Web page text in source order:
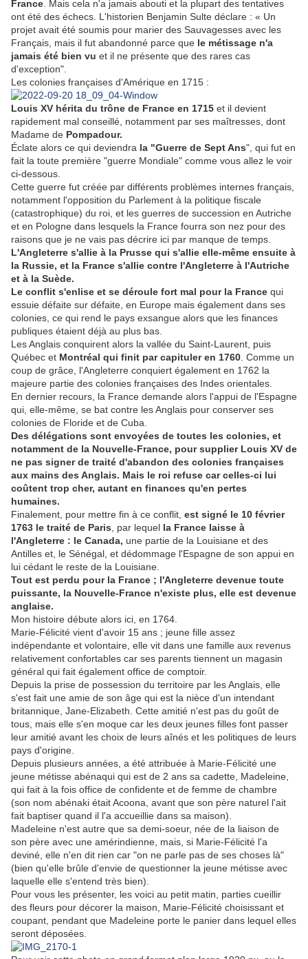
France . Mais cela n'a jamais abouti et la plupart des tentatives
ont été des échecs. L'historien Benjamin Sulte déclare : « Un
projet avait été soumis pour marier des Sauvagesses avec les
Français, mais il fut abandonné parce que le métissage n'a
jamais été bien vu et il ne présente que des rares cas
d'exception".
Les colonies françaises d'Amérique en 1715 :
Louis XV hérita du trône de France en 1715 et il devient
rapidement mal conseillé, notamment par ses maîtresses, dont
Madame de Pompadour.
Éclate alors ce qui deviendra la "Guerre de Sept Ans", qui fut en
fait la toute première "guerre Mondiale" comme vous allez le voir
ci-dessous.
Cette guerre fut créée par différents problèmes internes français,
notamment l'opposition du Parlement à la politique fiscale
(catastrophique) du roi, et les guerres de succession en Autriche
et en Pologne dans lesquels la France fourra son nez pour des
raisons que je ne vais pas décrire ici par manque de temps.
L'Angleterre s'allie à la Prusse qui s'allie elle-même ensuite à
la Russie, et la France s'allie contre l'Angleterre à l'Autriche
et à la Suède.
Le conflit s'enlise et se déroule fort mal pour la France qui
essuie défaite sur défaite, en Europe mais également dans ses
colonies, ce qui rend le pays exsangue alors que les finances
publiques étaient déjà au plus bas.
Les Anglais conquirent alors la vallée du Saint-Laurent, puis
Québec et Montréal qui finit par capituler en 1760 . Comme un
coup de grâce, l'Angleterre conquiert également en 1762 la
majeure partie des colonies françaises des Indes orientales.
En dernier recours, la France demande alors l'appui de l'Espagne
qui, elle-même, se bat contre les Anglais pour conserver ses
colonies de Floride et de Cuba.
Des délégations sont envoyées de toutes les colonies, et
notamment de la Nouvelle-France, pour supplier Louis XV de
ne pas signer de traité d'abandon des colonies françaises
aux mains des Anglais. Mais le roi refuse car celles-ci lui
coûtent trop cher, autant en finances qu'en pertes
humaines.
Finalement, pour mettre fin à ce conflit, est signé le 10 février
1763 le traité de Paris , par lequel la France laisse à
l'Angleterre : le Canada, une partie de la Louisiane et des
Antilles et, le Sénégal, et dédommage l'Espagne de son appui en
lui cédant le reste de la Louisiane.
Tout est perdu pour la France ; l'Angleterre devenue toute
puissante, la Nouvelle-France n'existe plus, elle est devenue
anglaise.
Mon histoire débute alors ici, en 1764.
Marie-Félicité vient d'avoir 15 ans ; jeune fille assez
indépendante et volontaire, elle vit dans une famille aux revenus
relativement confortables car ses parents tiennent un magasin
général qui fait également office de comptoir.
Depuis la prise de possession du territoire par les Anglais, elle
s'est fait une amie de son âge qui est la nièce d'un intendant
britannique, Jane-Elizabeth. Cette amitié n'est pas du goût de
tous, mais elle s'en moque car les deux jeunes filles font passer
leur amitié avant les choix de leurs aînés et les politiques de leurs
pays d'origine.
Depuis plusieurs années, a été attribuée à Marie-Félicité une
jeune métisse abénaqui qui est de 2 ans sa cadette, Madeleine,
qui fait à la fois office de confidente et de femme de chambre
(son nom abénaki était Acoona, avant que son père naturel l'ait
fait baptiser quand il l'a accueillie dans sa maison).
Madeleine n'est autre que sa demi-soeur, née de la liaison de
son père avec une amérindienne, mais, si Marie-Félicité l'a
deviné, elle n'en dit rien car "on ne parle pas de ses choses là"
(bien qu'elle brûle d'envie de questionner la jeune métisse avec
laquelle elle s'entend très bien).
Pour vous les présenter, les voici au petit matin, parties cueillir
des fleurs pour décorer la maison, Marie-Félicité choisissant et
coupant, pendant que Madeleine porte le panier dans lequel elles
seront déposées.